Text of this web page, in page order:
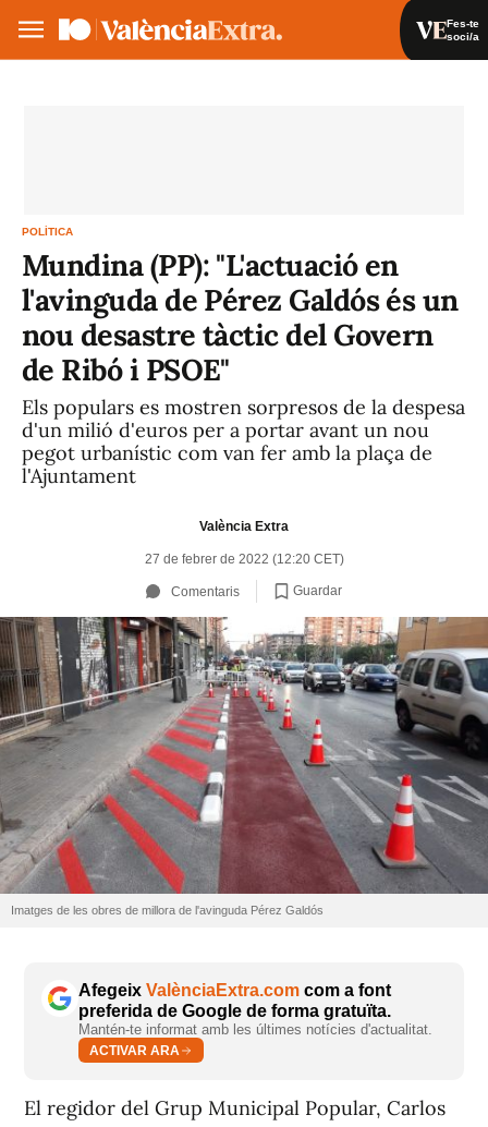
Fes-te
soci/a
POLÍTICA
Mundina (PP): "L'actuació en
l'avinguda de Pérez Galdós és un
nou desastre tàctic del Govern
de Ribó i PSOE"
Els populars es mostren sorpresos de la despesa
d'un milió d'euros per a portar avant un nou
pegot urbanístic com van fer amb la plaça de
l'Ajuntament
València Extra
27 de febrer de 2022 (12:20 CET)
Comentaris Guardar
Imatges de les obres de millora de l'avinguda Pérez Galdós
Afegeix ValènciaExtra.com com a font
preferida de Google de forma gratuïta.
Mantén-te informat amb les últimes notícies d'actualitat.
ACTIVAR ARA
El regidor del Grup Municipal Popular, Carlos